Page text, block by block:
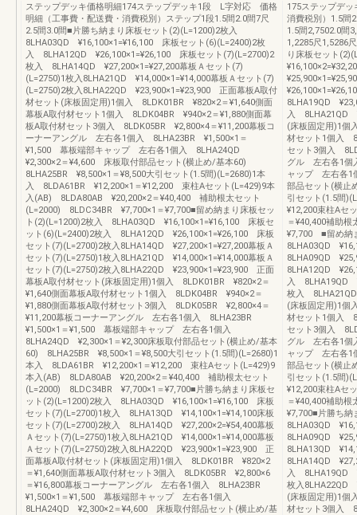
ステップデッキ価格明細174ステップデッキ1段 L字対応 価格
明細（工事費・配送費・消費税別）ステップ1段1.5間2.0間7尺
2.5間3.0間■片勝ち納まり床板セット(2)(L=1200)2枚入
8LHA03QD ¥16,100×1=¥16,100 床板セット(6)(L=2400)2枚
入 8LHA12QD ¥26,100×1=¥26,100 床板セット(7)(L=2700)2
枚入 8LHA14QD ¥27,200×1=¥27,200幕板Ａセット(7)
(L=2750)1枚入8LHA21QD ¥14,000×1=¥14,000幕板Ａセット(7)
(L=2750)2枚入8LHA22QD ¥23,900×1=¥23,900 正面幕板A取付
材セット(床板固定用)1個入 8LDK01BR ¥820×2＝¥1,640側面
幕板A取付材セット1個入 8LDK04BR ¥940×2＝¥1,880側面幕
板A取付材セット3個入 8LDK05BR ¥2,800×4＝¥11,200幕板コ
ーナーアングル 左右各1個入 8LHA23BR ¥1,500×1＝
¥1,500 幕板端部キャップ 左右各1個入 8LHA24QD
¥2,300×2＝¥4,600 床板取付部品セット(横止め/基本60)
8LHA25BR ¥8,500×1＝¥8,500大引セット(1.5間)(L=2680)1本
入 8LDA61BR ¥12,200×1＝¥12,200 束柱Aセット(L=429)9本
入(AB) 8LDA80AB ¥20,200×2＝¥40,400 補助根太セット
(L=2000) 8LDC34BR ¥7,700×1＝¥7,700■留め納まり床板セッ
ト(2)(L=1200)2枚入 8LHA03QD ¥16,100×1=¥16,100 床板セ
ット(6)(L=2400)2枚入 8LHA12QD ¥26,100×1=¥26,100 床板
セット(7)(L=2700)2枚入8LHA14QD ¥27,200×1=¥27,200幕板Ａ
セット(7)(L=2750)1枚入8LHA21QD ¥14,000×1=¥14,000幕板Ａ
セット(7)(L=2750)2枚入8LHA22QD ¥23,900×1=¥23,900 正面
幕板A取付材セット(床板固定用)1個入 8LDK01BR ¥820×2＝
¥1,640側面幕板A取付材セット1個入 8LDK04BR ¥940×2＝
¥1,880側面幕板A取付材セット3個入 8LDK05BR ¥2,800×4＝
¥11,200幕板コーナーアングル 左右各1個入 8LHA23BR
¥1,500×1＝¥1,500 幕板端部キャップ 左右各1個入
8LHA24QD ¥2,300×1＝¥2,300床板取付部品セット(横止め/基本
60) 8LHA25BR ¥8,500×1＝¥8,500大引セット(1.5間)(L=2680)1
本入 8LDA61BR ¥12,200×1＝¥12,200 束柱Aセット(L=429)9
本入(AB) 8LDA80AB ¥20,200×2＝¥40,400 補助根太セット
(L=2000) 8LDC34BR ¥7,700×1＝¥7,700■片勝ち納まり床板セ
ット(2)(L=1200)2枚入 8LHA03QD ¥16,100×1=¥16,100 床板
セット(7)(L=2700)1枚入 8LHA13QD ¥14,100×1=¥14,100床板
セット(7)(L=2700)2枚入 8LHA14QD ¥27,200×2=¥54,400幕板
Ａセット(7)(L=2750)1枚入8LHA21QD ¥14,000×1=¥14,000幕板
Ａセット(7)(L=2750)2枚入8LHA22QD ¥23,900×1=¥23,900 正
面幕板A取付材セット(床板固定用)1個入 8LDK01BR ¥820×2
＝¥1,640側面幕板A取付材セット3個入 8LDK05BR ¥2,800×6
＝¥16,800幕板コーナーアングル 左右各1個入 8LHA23BR
¥1,500×1＝¥1,500 幕板端部キャップ 左右各1個入
8LHA24QD ¥2,300×2＝¥4,600 床板取付部品セット(横止め/基
175ステップデ
消費税別）1.5間
1.5間2,7502.0間
1,2285尺1,5286
り床板セット
8LHA19QD
入 8LHA21QD
(床板固定用)1個
材セット1個入
セット3個入
グル 左右各1個
ャップ 左右各1
部品セット(横止
引セット(1.5間
¥12,200束柱Aセ
＝¥40,400補助
¥7,700 ■留め納
8LHA03QD
8LHA09QD
8LHA12QD
入 8LHA19QD
枚入 8LHA21QD
(床板固定用)1個
材セット1個入
セット3個入
グル 左右各1個
ャップ 左右各1
部品セット(横止
引セット(1.5間
¥12,200束柱Aセ
＝¥40,400補助
¥7,700■片勝ち
8LHA03QD
8LHA09QD
8LHA13QD
8LHA14QD
入 8LHA19QD
枚入8LHA22QD
(床板固定用)1個
材セット3個入